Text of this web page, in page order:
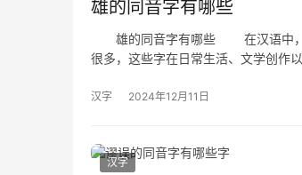
雄的同音字有哪些
雄的同音字有哪些 在汉语中，同
很多，这些字在日常生活、文学创作
汉字 2024年12月11日
汉字